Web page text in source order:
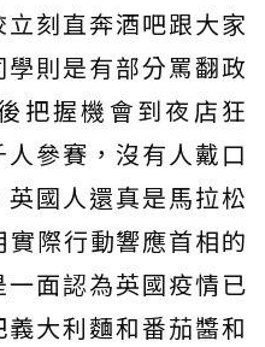
刻直奔酒吧跟大家
則是有部分罵翻政
把握機會到夜店狂
參賽，沒有人戴口
國人還真是馬拉松
際行動響應首相的
面認為英國疫情已
大利麵和番茄醬和